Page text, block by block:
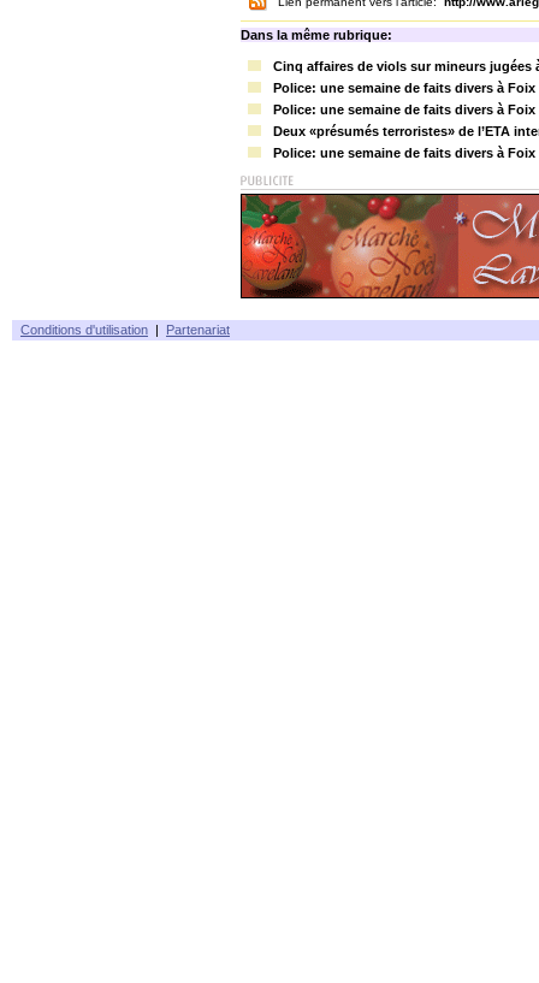
Dans la même rubrique:
Cinq affaires de viols sur mineurs jugées
Police: une semaine de faits divers à Foix
Police: une semaine de faits divers à Foix
Deux «présumés terroristes» de l’ETA
Police: une semaine de faits divers à Foix
Conditions d'utilisation | Partenariat